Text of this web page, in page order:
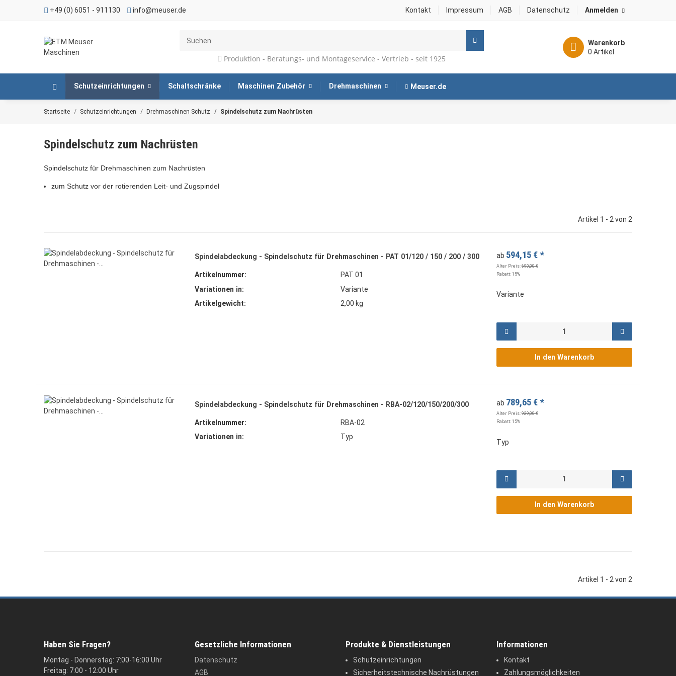
+49 (0) 6051 - 911130 info@meuser.de Kontakt Impressum AGB Datenschutz Anmelden
Produktion - Beratungs- und Montageservice - Vertrieb - seit 1925
Warenkorb
0 Artikel
Schutzeinrichtungen Schaltschränke Maschinen Zubehör Drehmaschinen Meuser.de
Startseite Schutzeinrichtungen Drehmaschinen Schutz Spindelschutz zum Nachrüsten
Spindelschutz zum Nachrüsten
Spindelschutz für Drehmaschinen zum Nachrüsten
zum Schutz vor der rotierenden Leit- und Zugspindel
Artikel 1 - 2 von 2
Spindelabdeckung - Spindelschutz für Drehmaschinen - PAT 01/120 / 150 / 200 / 300
Artikelnummer:
PAT 01
Variationen in:
Variante
Artikelgewicht:
2,00 kg
ab 594,15 €*
Alter Preis: 699,00 €
Rabatt: 15%
Variante
In den Warenkorb
Spindelabdeckung - Spindelschutz für Drehmaschinen - RBA-02/120/150/200/300
Artikelnummer:
RBA-02
Variationen in:
Typ
ab 789,65 €*
Alter Preis: 929,00 €
Rabatt: 15%
Typ
In den Warenkorb
Artikel 1 - 2 von 2
Haben Sie Fragen?
Montag - Donnerstag: 7:00-16:00 Uhr
Freitag: 7:00 - 12:00 Uhr
Gesetzliche Informationen
Datenschutz
AGB
Produkte & Dienstleistungen
Schutzeinrichtungen
Sicherheitstechnische Nachrüstungen
Informationen
Kontakt
Zahlungsmöglichkeiten